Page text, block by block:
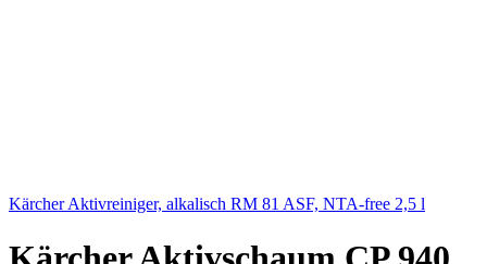
Kärcher Aktivreiniger, alkalisch RM 81 ASF, NTA-free 2,5 l